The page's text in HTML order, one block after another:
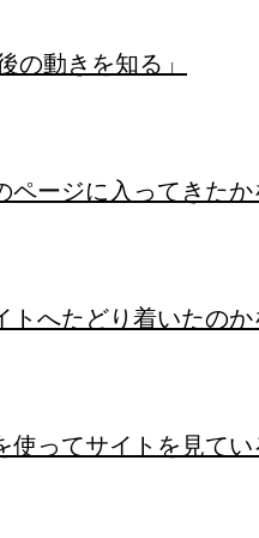
の動きを知る」
ージに入ってきたか
へたどり着いたのか
ってサイトを見てい